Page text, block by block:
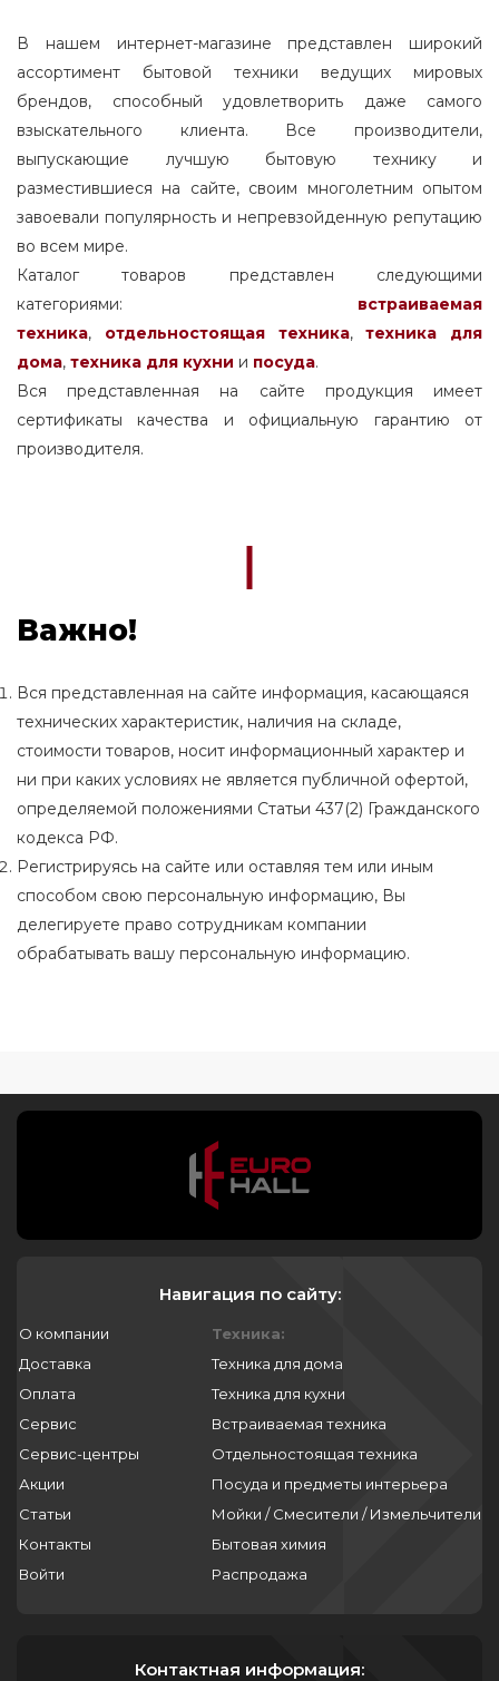
В нашем интернет-магазине представлен широкий
ассортимент бытовой техники ведущих мировых
брендов, способный удовлетворить даже самого
взыскательного клиента. Все производители,
выпускающие лучшую бытовую технику и
разместившиеся на сайте, своим многолетним опытом
завоевали популярность и непревзойденную репутацию
во всем мире.
Каталог товаров представлен следующими
категориями: встраиваемая
техника, отдельностоящаятехника,
техника для
дома, техника для кухни и посуда.
Вся представленная на сайте продукция имеет
сертификаты качества и официальную гарантию от
производителя.
Важно!
Вся представленная на сайте информация, касающаяся
технических характеристик, наличия на складе,
стоимости товаров, носит информационный характер и
ни при каких условиях не является публичной офертой,
определяемой положениями Статьи 437(2) Гражданского
кодекса РФ.
Регистрируясь на сайте или оставляя тем или иным
способом свою персональную информацию, Вы
делегируете право сотрудникам компании
обрабатывать вашу персональную информацию.
Навигация по сайту:
О компании
Доставка
Оплата
Сервис
Сервис-центры
Акции
Статьи
Контакты
Войти
Техника:
Техника для дома
Техника для кухни
Встраиваемая техника
Отдельностоящая техника
Посуда и предметы интерьера
Мойки / Смесители / Измельчители
Бытовая химия
Распродажа
Контактная информация: